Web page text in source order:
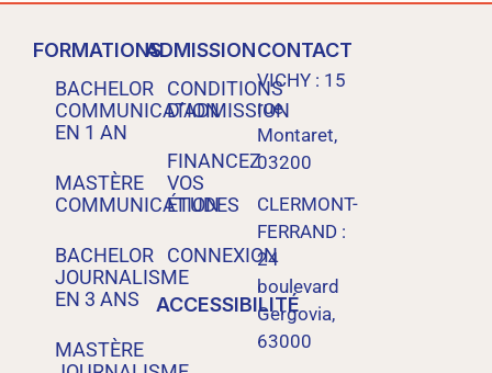
FORMATIONS
BACHELOR
COMMUNICATION
EN 1 AN
MASTÈRE
COMMUNICATION
BACHELOR
JOURNALISME
EN 3 ANS
MASTÈRE
ADMISSION
CONDITIONS
D’ADMISSION
FINANCEZ
VOS
ÉTUDES
CONNEXION
ACCESSIBILITÉ
CONTACT
VICHY : 15
rue
Montaret,
03200
CLERMONT-
FERRAND :
24
boulevard
Gergovia,
63000